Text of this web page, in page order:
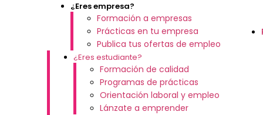
¿Eres empresa?
Formación a empresas
Prácticas en tu empresa
Publica tus ofertas de empleo
¿Eres estudiante?
Formación de calidad
Programas de prácticas
Orientación laboral y empleo
Lánzate a emprender